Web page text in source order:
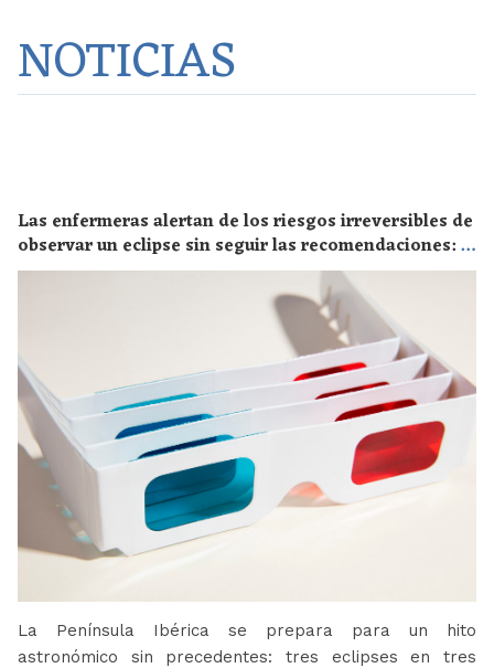
NOTICIAS
Las enfermeras alertan de los riesgos irreversibles de
observar un eclipse sin seguir las recomendaciones: la
retinopatía solar es el mayor de los peligros
La Península Ibérica se prepara para un hito
astronómico sin precedentes: tres eclipses en tres